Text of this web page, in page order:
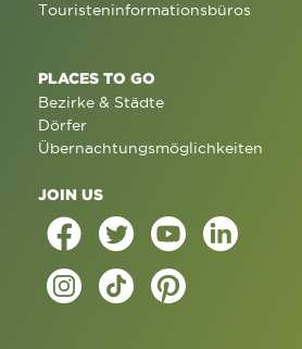
Touristeninformationsbüros
PLACES TO GO
Bezirke & Städte
Dörfer
Übernachtungsmöglichkeiten
JOIN US